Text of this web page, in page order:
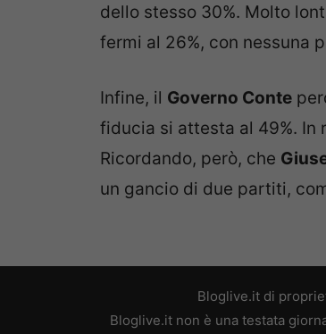
dello stesso 30%. Molto
fermi al 26%, con nessuna
Infine, il Governo Conte
fiducia si attesta al 49%. In
Ricordando, però, che
un gancio di due partiti,
Bloglive.it di
Bloglive.it non è una testata